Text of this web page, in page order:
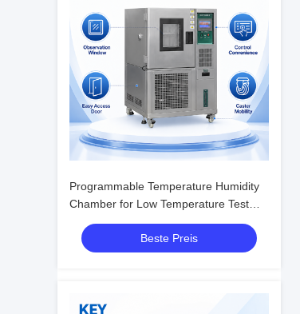
Programmable Temperature Humidity
Chamber for Low Temperature Test
with Humidity Fluctuation ±0.1%R.H.
Beste Preis